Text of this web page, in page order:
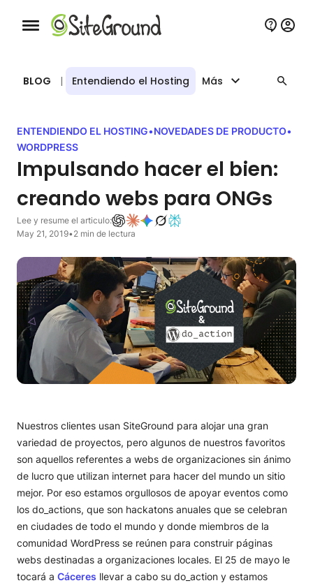
Botón de navegación móvil
BLOG | Entendiendo el Hosting Más
ENTENDIENDO EL HOSTING•NOVEDADES DE PRODUCTO•
WORDPRESS
Impulsando hacer el bien:
creando webs para ONGs
Lee y resume el articulo:
May 21, 2019•2 min de lectura
Nuestros clientes usan SiteGround para alojar una gran
variedad de proyectos, pero algunos de nuestros favoritos
son aquellos referentes a webs de organizaciones sin ánimo
de lucro que utilizan internet para hacer del mundo un sitio
mejor. Por eso estamos orgullosos de apoyar eventos como
los do_actions, que son hackatons anuales que se celebran
en ciudades de todo el mundo y donde miembros de la
comunidad WordPress se reúnen para construir páginas
webs destinadas a organizaciones locales. El 25 de mayo le
tocará a Cáceres llevar a cabo su do_action y estamos